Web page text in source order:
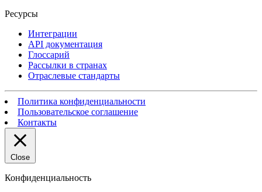
Ресурсы
Интеграции
API документация
Глоссарий
Рассылки в странах
Отраслевые стандарты
Политика конфиденциальности
Пользовательское соглашение
Контакты
Close
Конфиденциальность